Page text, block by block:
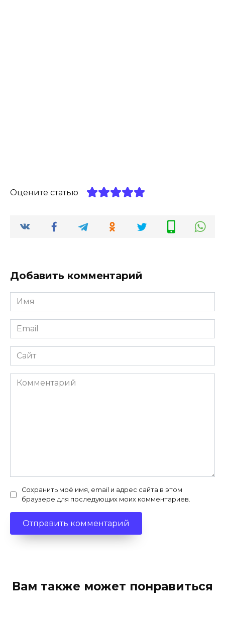
Оцените статью
Добавить комментарий
Имя
*
Email
*
Сайт
Комментарий
Сохранить моё имя, email и адрес сайта в этом
браузере для последующих моих комментариев.
Вам также может понравиться